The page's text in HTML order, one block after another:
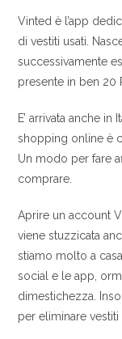
Vinted è l’app
di vestiti usati.
successivamente
presente in ben 20
E’ arrivata anche
shopping online è
Un modo per fare
comprare.
Aprire un account
viene stuzzicata
stiamo molto a
social e le app,
dimestichezza.
per eliminare